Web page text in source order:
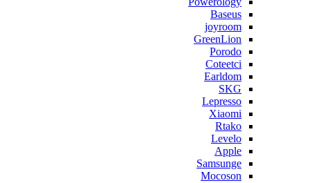
Baseus
joyroom
GreenLion
Porodo
Coteetci
Earldom
SKG
Lepresso
Xiaomi
Rtako
Levelo
Apple
Samsunge
Mocoson